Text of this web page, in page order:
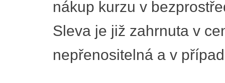
nákup kurzu v
Sleva je již zahrnuta v
nepřenositelná a v